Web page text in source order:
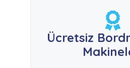
Ücretsiz